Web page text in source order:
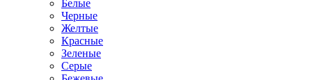
Белые
Черные
Желтые
Красные
Зеленые
Серые